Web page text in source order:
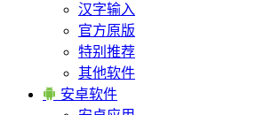
汉字输入
官方原版
特别推荐
其他软件
 安卓软件